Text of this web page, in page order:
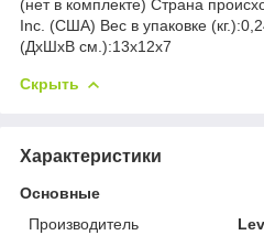
(нет в комплекте) Страна
Inc. (США) Вес в упаковке
(ДхШхВ см.):13x12x7
Скрыть
Характеристики
Основные
Производитель